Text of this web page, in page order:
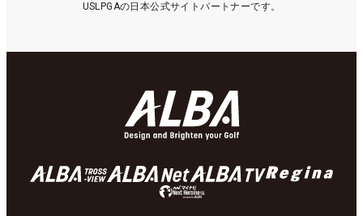
USLPGAの日本公式サイトパートナーです。